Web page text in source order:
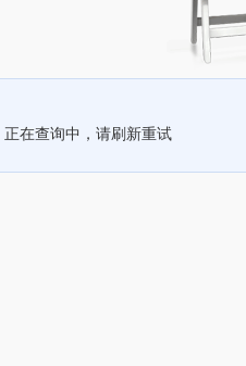
正在查询中，请刷新重试